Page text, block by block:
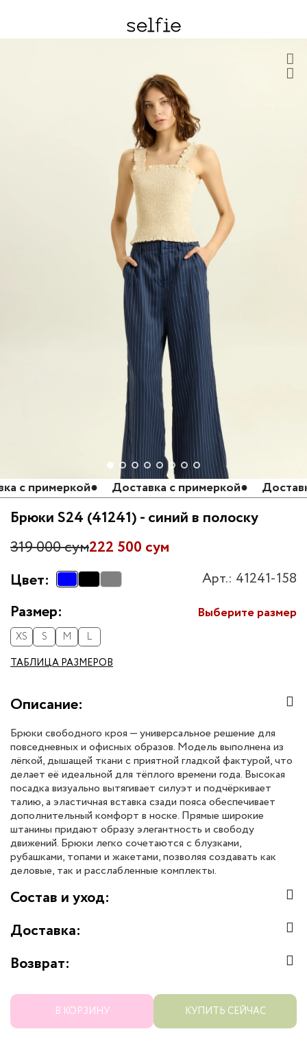
примеркой● Доставка с примеркой● Доставка
Брюки S24 (41241) - синий в полоску
222 500 сум
319 000 сум
Цвет:
Арт.: 41241-158
Размер:
XS S M
L
ТАБЛИЦА РАЗМЕРОВ
Выберите размер
В КОРЗИНУ КУПИТЬ СЕЙЧАС
Описание:
Брюки свободного кроя — универсальное решение для
повседневных и офисных образов. Модель выполнена из
лёгкой, дышащей ткани с приятной гладкой фактурой, что
делает её идеальной для тёплого времени года. Высокая
посадка визуально вытягивает силуэт и подчёркивает
талию, а эластичная вставка сзади пояса обеспечивает
дополнительный комфорт в носке. Прямые широкие
штанины придают образу элегантность и свободу
движений. Брюки легко сочетаются с блузками,
рубашками, топами и жакетами, позволяя создавать как
деловые, так и расслабленные комплекты.
Состав и уход:
Доставка:
Возврат: